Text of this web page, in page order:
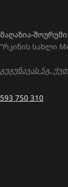
მაღაზია-
"რკინის სახლი
გუგუნავას 5გ,
593 750 310